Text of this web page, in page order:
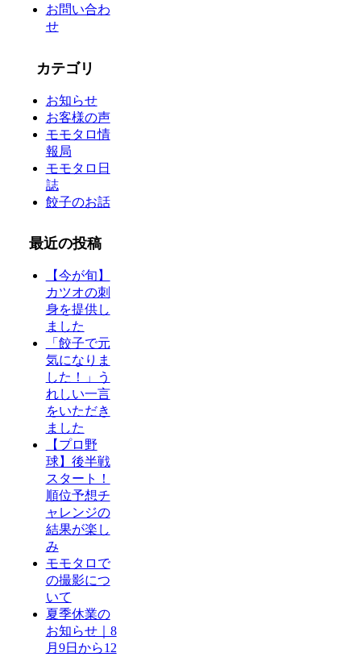
お問い合わ
せ
カテゴリ
お知らせ
お客様の声
モモタロ情
報局
モモタロ日
誌
餃子のお話
最近の投稿
【今が旬】
カツオの刺
身を提供し
ました
「餃子で元
気になりま
した！」う
れしい一言
をいただき
ました
【プロ野
球】後半戦
スタート！
順位予想チ
ャレンジの
結果が楽し
み
モモタロで
の撮影につ
いて
夏季休業の
お知らせ｜8
月9日から12